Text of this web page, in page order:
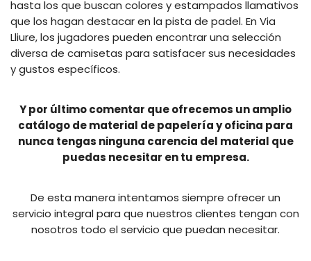
hasta los que buscan colores y estampados llamativos
que los hagan destacar en la pista de padel. En Via
Lliure, los jugadores pueden encontrar una selección
diversa de camisetas para satisfacer sus necesidades
y gustos específicos.
Y por último comentar que ofrecemos un amplio
catálogo de material de papelería y oficina para
nunca tengas ninguna carencia del material que
puedas necesitar en tu empresa.
De esta manera intentamos siempre ofrecer un
servicio integral para que nuestros clientes tengan con
nosotros todo el servicio que puedan necesitar.